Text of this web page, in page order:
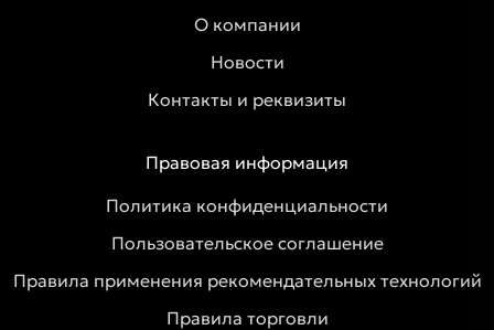
О компании
Новости
Контакты и реквизиты
Правовая информация
Политика конфиденциальности
Пользовательское соглашение
Правила применения рекомендательных технологий
Правила торговли